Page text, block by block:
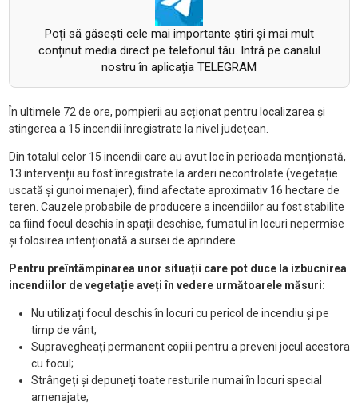
Poți să găsești cele mai importante știri și mai mult
conținut media direct pe telefonul tău. Intră pe canalul
nostru în aplicația TELEGRAM
În ultimele 72 de ore, pompierii au acționat pentru localizarea și
stingerea a 15 incendii înregistrate la nivel județean.
Din totalul celor 15 incendii care au avut loc în perioada menționată,
13 intervenții au fost înregistrate la arderi necontrolate (vegetație
uscată și gunoi menajer), fiind afectate aproximativ 16 hectare de
teren. Cauzele probabile de producere a incendiilor au fost stabilite
ca fiind focul deschis în spații deschise, fumatul în locuri nepermise
și folosirea intenționată a sursei de aprindere.
Pentru preîntâmpinarea unor situații care pot duce la izbucnirea
incendiilor de vegetație aveți în vedere următoarele măsuri:
Nu utilizați focul deschis în locuri cu pericol de incendiu și pe
timp de vânt;
Supravegheați permanent copiii pentru a preveni jocul acestora
cu focul;
Strângeți și depuneți toate resturile numai în locuri special
amenajate;